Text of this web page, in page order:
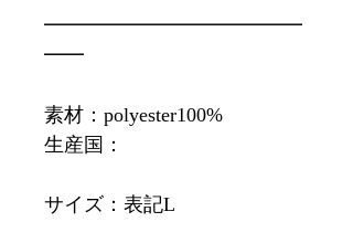
━━━━━━━━━━━━━
━━
素材：polyester100%
生産国：
サイズ：表記L